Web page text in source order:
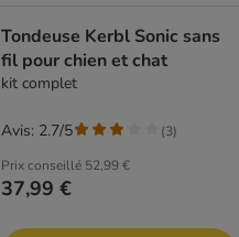
Tondeuse Kerbl Sonic sans
fil pour chien et chat
kit complet
Prix conseillé 52,99 €
37,99 €
Avis: 2.7/5 (3)